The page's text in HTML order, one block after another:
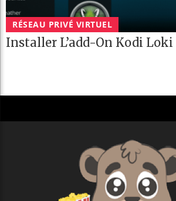
RÉSEAU PRIVÉ VIRTUEL
Installer L’add-On Kodi Loki